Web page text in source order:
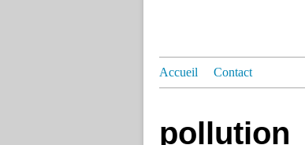
Accueil Contact
pollution